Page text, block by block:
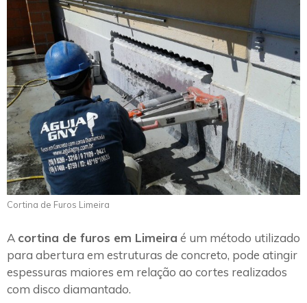
Cortina de Furos Limeira
A cortina de furos em Limeira é um método utilizado
para abertura em estruturas de concreto, pode atingir
espessuras maiores em relação ao cortes realizados
com disco diamantado.